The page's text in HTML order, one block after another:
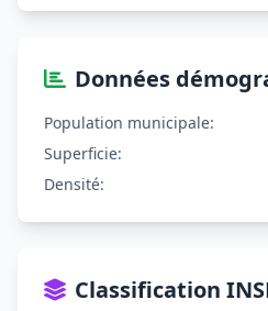
Données
Population municipale:
Superficie:
Densité:
Classification